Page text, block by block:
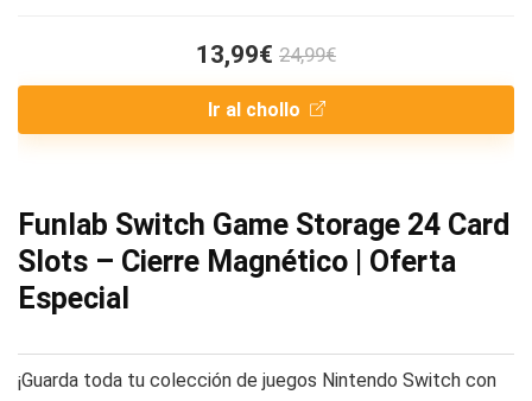
13,99€ 24,99€
Ir al chollo
Funlab Switch Game Storage 24 Card
Slots – Cierre Magnético | Oferta
Especial
¡Guarda toda tu colección de juegos Nintendo Switch con